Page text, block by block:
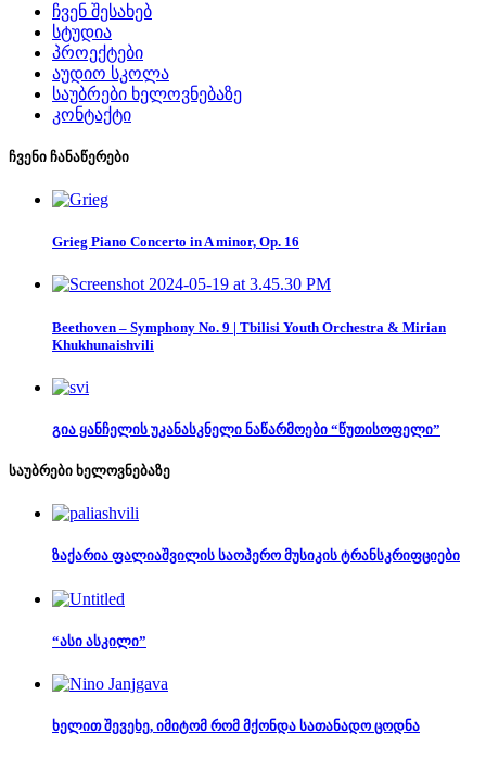
ჩვენ შესახებ
სტუდია
პროექტები
აუდიო სკოლა
საუბრები ხელოვნებაზე
კონტაქტი
ჩვენი ჩანაწერები
Grieg Piano Concerto in A minor, Op. 16
Beethoven – Symphony No. 9 | Tbilisi Youth Orchestra & Mirian
Khukhunaishvili
გია ყანჩელის უკანასკნელი ნაწარმოები “წუთისოფელი”
საუბრები ხელოვნებაზე
ზაქარია ფალიაშვილის საოპერო მუსიკის ტრანსკრიფციები
“ასი ასკილი”
ხელით შევეხე, იმიტომ რომ მქონდა სათანადო ცოდნა